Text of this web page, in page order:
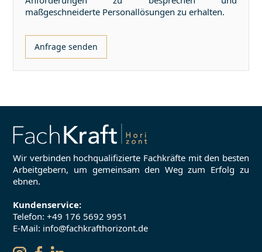
maßgeschneiderte Personallösungen zu erhalten.
Anfrage senden
Wir verbinden hochqualifizierte Fachkräfte mit den besten
Arbeitgebern, um gemeinsam den Weg zum Erfolg zu
ebnen.
Kundenservice:
Telefon:+49 176 5692 9951
E-Mail: info@fachkrafthorizont.de